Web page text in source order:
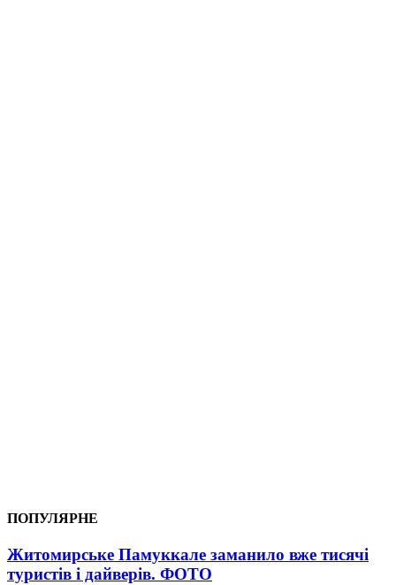
ПОПУЛЯРНЕ
Житомирське Памуккале заманило вже тисячі
туристів і дайверів. ФОТО